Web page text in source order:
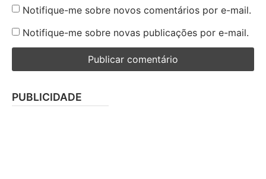
Notifique-me sobre novos comentários por e-mail.
Notifique-me sobre novas publicações por e-mail.
PUBLICIDADE